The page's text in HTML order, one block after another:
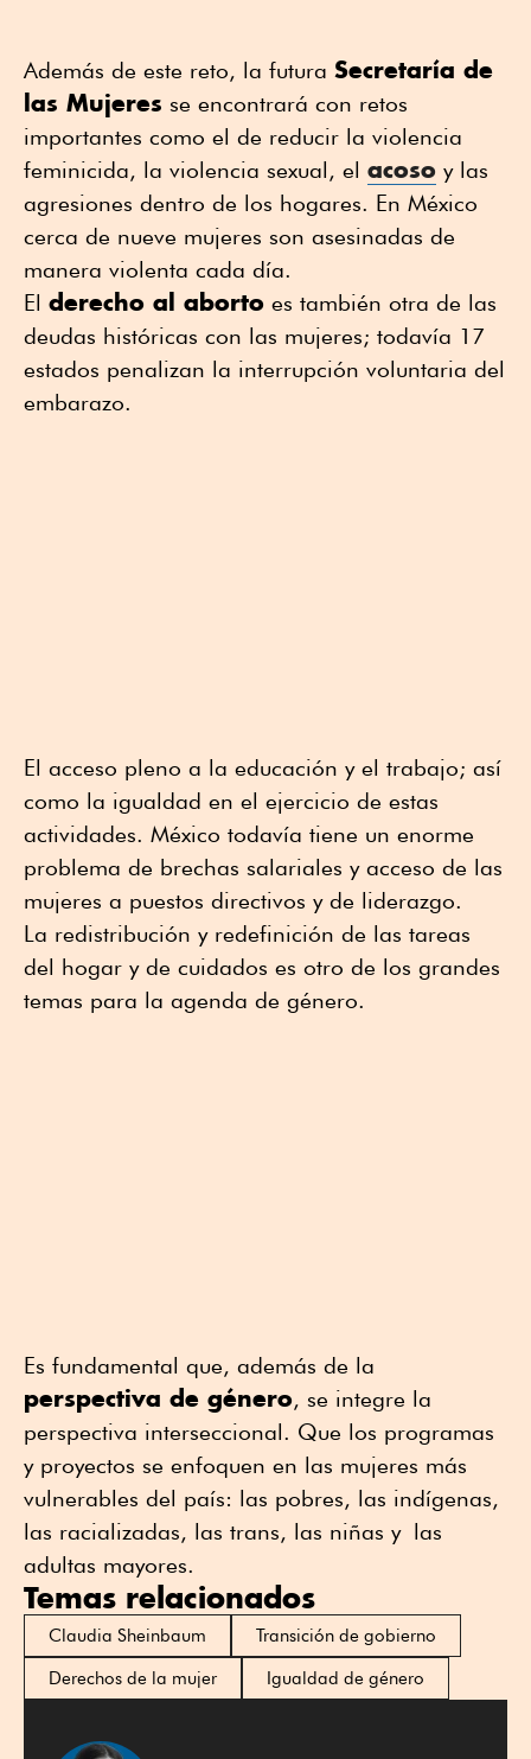
Además de este reto, la futura Secretaría de
las Mujeres se encontrará con retos
importantes como el de reducir la violencia
feminicida, la violencia sexual, el acoso y las
agresiones dentro de los hogares. En México
cerca de nueve mujeres son asesinadas de
manera violenta cada día.
El derecho al aborto es también otra de las
deudas históricas con las mujeres; todavía 17
estados penalizan la interrupción voluntaria del
embarazo.
El acceso pleno a la educación y el trabajo; así
como la igualdad en el ejercicio de estas
actividades. México todavía tiene un enorme
problema de brechas salariales y acceso de las
mujeres a puestos directivos y de liderazgo.
La redistribución y redefinición de las tareas
del hogar y de cuidados es otro de los grandes
temas para la agenda de género.
Es fundamental que, además de la
perspectiva de género, se integre la
perspectiva interseccional. Que los programas
y proyectos se enfoquen en las mujeres más
vulnerables del país: las pobres, las indígenas,
las racializadas, las trans, las niñas y las
adultas mayores.
Temas relacionados
Claudia Sheinbaum
Transición de gobierno
Derechos de la mujer
Igualdad de género